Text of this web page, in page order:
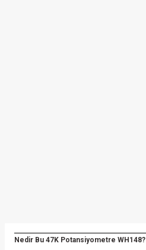
Nedir Bu 47K Potansiyometre WH148?